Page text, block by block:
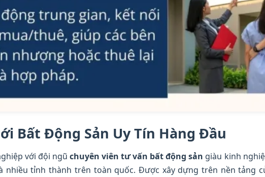
Bất Động Sản Uy Tín Hàng Đầu
với đội ngũ chuyên viên tư vấn bất động sản giàu kinh
nhiều tỉnh thành trên toàn quốc. Được xây dựng trên nền tảng